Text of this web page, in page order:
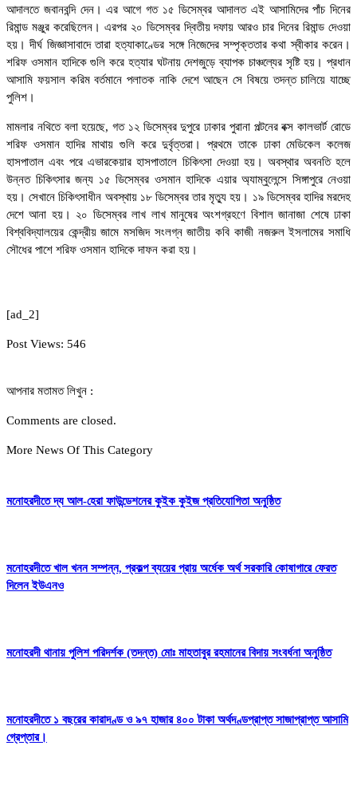
আদালতে জবানবন্দি দেন। এর আগে গত ১৫ ডিসেম্বর আদালত এই আসামিদের পাঁচ দিনের
রিমান্ড মঞ্জুর করেছিলেন। এরপর ২০ ডিসেম্বর দ্বিতীয় দফায় আরও চার দিনের রিমান্ড দেওয়া
হয়। দীর্ঘ জিজ্ঞাসাবাদে তারা হত্যাকাণ্ডের সঙ্গে নিজেদের সম্পৃক্ততার কথা স্বীকার করেন।
শরিফ ওসমান হাদিকে গুলি করে হত্যার ঘটনায় দেশজুড়ে ব্যাপক চাঞ্চল্যের সৃষ্টি হয়। প্রধান
আসামি ফয়সাল করিম বর্তমানে পলাতক নাকি দেশে আছেন সে বিষয়ে তদন্ত চালিয়ে যাচ্ছে
পুলিশ।
মামলার নথিতে বলা হয়েছে, গত ১২ ডিসেম্বর দুপুরে ঢাকার পুরানা পল্টনের বক্স কালভার্ট রোডে
শরিফ ওসমান হাদির মাথায় গুলি করে দুর্বৃত্তরা। প্রথমে তাকে ঢাকা মেডিকেল কলেজ
হাসপাতাল এবং পরে এভারকেয়ার হাসপাতালে চিকিৎসা দেওয়া হয়। অবস্থার অবনতি হলে
উন্নত চিকিৎসার জন্য ১৫ ডিসেম্বর ওসমান হাদিকে এয়ার অ্যাম্বুলেন্সে সিঙ্গাপুরে নেওয়া
হয়। সেখানে চিকিৎসাধীন অবস্থায় ১৮ ডিসেম্বর তার মৃত্যু হয়। ১৯ ডিসেম্বর হাদির মরদেহ
দেশে আনা হয়। ২০ ডিসেম্বর লাখ লাখ মানুষের অংশগ্রহণে বিশাল জানাজা শেষে ঢাকা
বিশ্ববিদ্যালয়ের কেন্দ্রীয় জামে মসজিদ সংলগ্ন জাতীয় কবি কাজী নজরুল ইসলামের সমাধি
সৌধের পাশে শরিফ ওসমান হাদিকে দাফন করা হয়।
[ad_2]
Post Views: 546
আপনার মতামত লিখুন :
Comments are closed.
More News Of This Category
মনোহরদীতে দ্য আল-হেরা ফাউন্ডেশনের কুইক কুইজ প্রতিযোগিতা অনুষ্ঠিত
মনোহরদীতে খাল খনন সম্পন্ন, প্রকল্প ব্যয়ের প্রায় অর্ধেক অর্থ সরকারি কোষাগারে ফেরত
দিলেন ইউএনও
মনোহরদী থানায় পুলিশ পরিদর্শক (তদন্ত) মোঃ মাহতাবুর রহমানের বিদায় সংবর্ধনা অনুষ্ঠিত
মনোহরদীতে ১ বছরের কারাদণ্ড ও ৯৭ হাজার ৪০০ টাকা অর্থদণ্ডপ্রাপ্ত সাজাপ্রাপ্ত আসামি
গ্রেপ্তার।